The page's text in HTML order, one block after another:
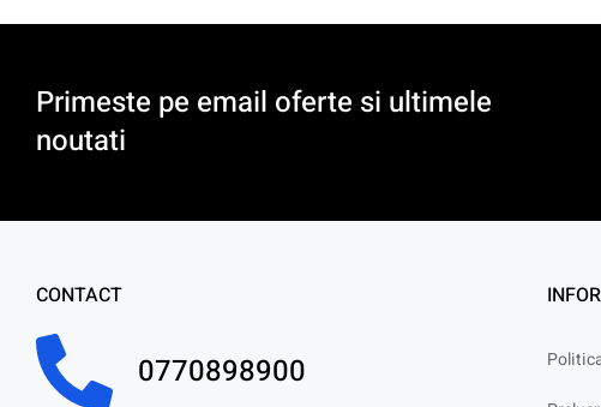
Primeste pe email oferte si ultimele
noutati
CONTACT
0770898900